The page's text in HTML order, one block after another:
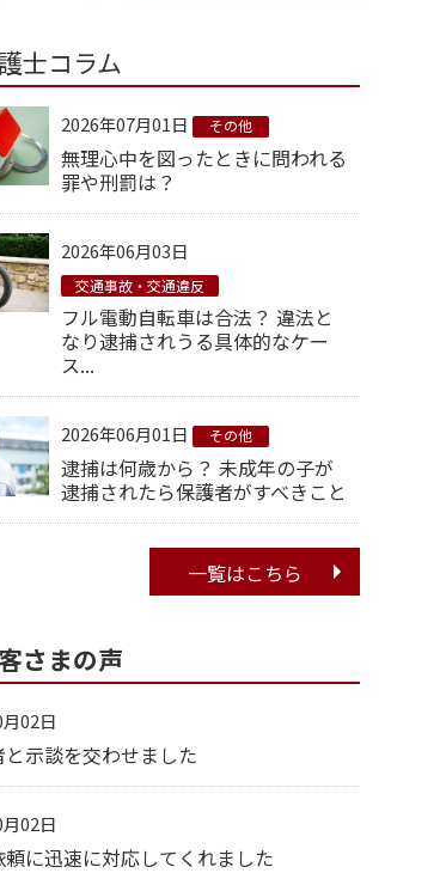
士コラム
2026年07月01日 その他
無理心中を図ったときに問われる
罪や刑罰は？
2026年06月03日
交通事故・交通違反
フル電動自転車は合法？ 違法と
なり逮捕されうる具体的なケー
ス...
2026年06月01日 その他
逮捕は何歳から？ 未成年の子が
逮捕されたら保護者がすべきこと
一覧はこちら
さまの声
02日
示談を交わせました
02日
に迅速に対応してくれました